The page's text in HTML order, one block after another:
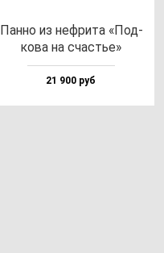
Пан­но из неф­ри­та «Под­
ко­ва на счастье»
21 900 руб